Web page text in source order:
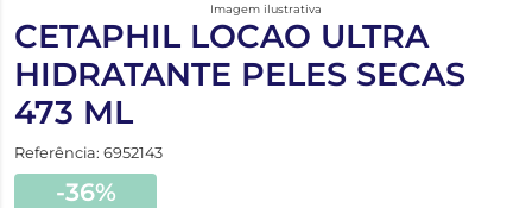
Imagem ilustrativa
CETAPHIL LOCAO ULTRA
HIDRATANTE PELES SECAS
473 ML
Referência: 6952143
-36%